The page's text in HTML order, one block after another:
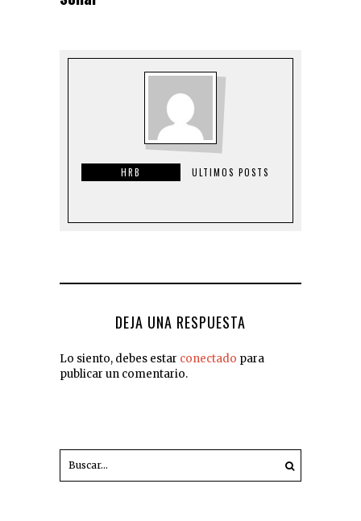
HRB ULTIMOS POSTS
DEJA UNA RESPUESTA
Lo siento, debes estar conectado para
publicar un comentario.